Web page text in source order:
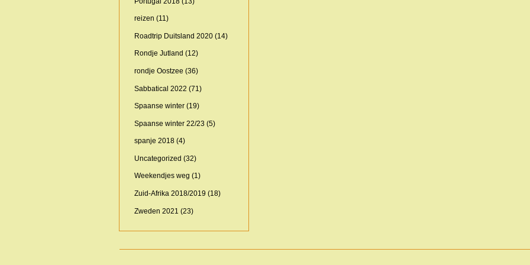
reizen (11)
Roadtrip Duitsland 2020(14)
Rondje Jutland (12)
rondje Oostzee (36)
Sabbatical 2022 (71)
Spaanse winter(19)
Spaanse winter 22/23 (5)
spanje 2018(4)
Uncategorized (32)
Weekendjes weg (1)
Zuid-Afrika 2018/2019 (18)
Zweden 2021 (23)